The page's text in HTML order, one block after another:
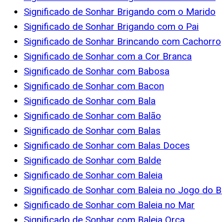
Significado de Sonhar Brigando com o Marido
Significado de Sonhar Brigando com o Pai
Significado de Sonhar Brincando com Cachorro
Significado de Sonhar com a Cor Branca
Significado de Sonhar com Babosa
Significado de Sonhar com Bacon
Significado de Sonhar com Bala
Significado de Sonhar com Balão
Significado de Sonhar com Balas
Significado de Sonhar com Balas Doces
Significado de Sonhar com Balde
Significado de Sonhar com Baleia
Significado de Sonhar com Baleia no Jogo do
Significado de Sonhar com Baleia no Mar